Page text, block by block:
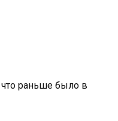
что раньше было в